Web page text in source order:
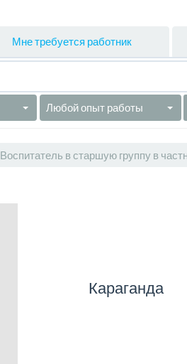
Мне требуется работник
Любой опыт работы
Воспитатель в старшую группу в
Караганда